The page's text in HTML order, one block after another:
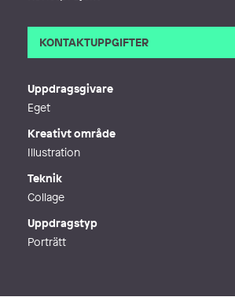
KONTAKTUPPGIFTER
Uppdragsgivare
Eget
Kreativt område
Illustration
Teknik
Collage
Uppdragstyp
Porträtt